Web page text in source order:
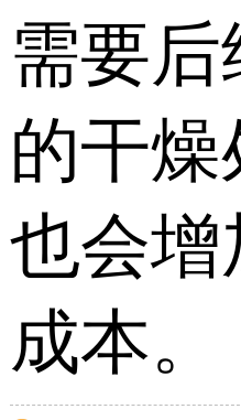
需要
的干燥
也会增
成本。